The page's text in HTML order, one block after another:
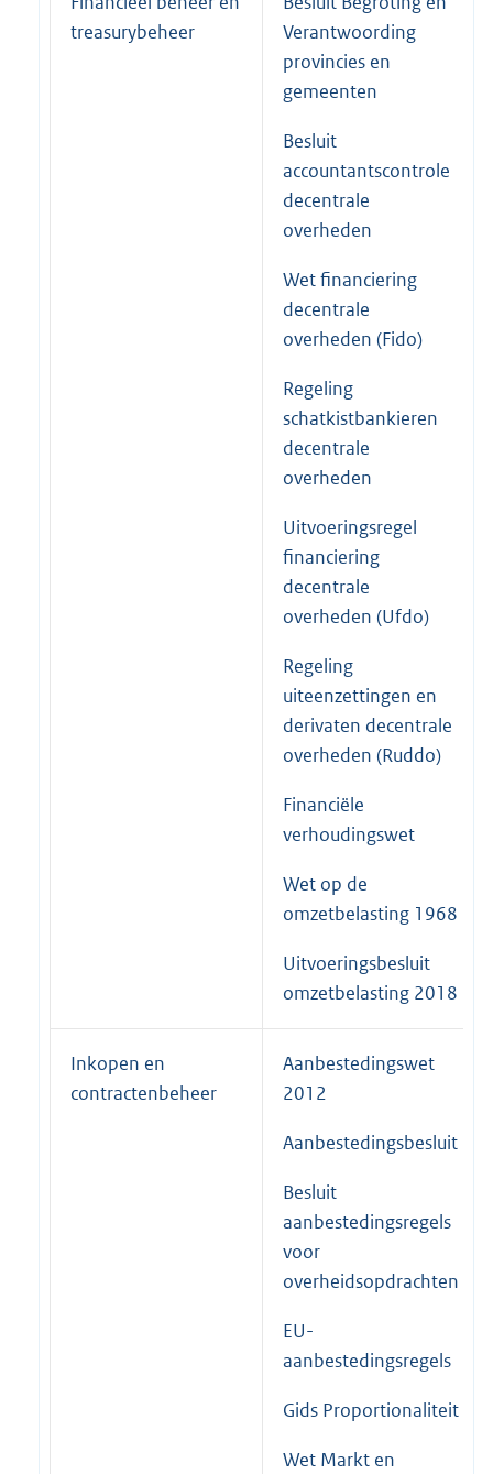
treasurybeheer
Verantwoording
provincies en
gemeenten
Besluit
accountantscontrole
decentrale
overheden
Wet financiering
decentrale
overheden (Fido)
Regeling
schatkistbankieren
decentrale
overheden
Uitvoeringsregel
financiering
decentrale
overheden (Ufdo)
Regeling
uiteenzettingen en
derivaten decentrale
overheden (Ruddo)
Financiële
verhoudingswet
Wet op de
omzetbelasting 1968
Uitvoeringsbesluit
omzetbelasting 2018
Inkopen en
contractenbeheer
Aanbestedingswet
2012
Aanbestedingsbesluit
Besluit
aanbestedingsregels
voor
overheidsopdrachten
EU-
aanbestedingsregels
Gids Proportionaliteit
Wet Markt en